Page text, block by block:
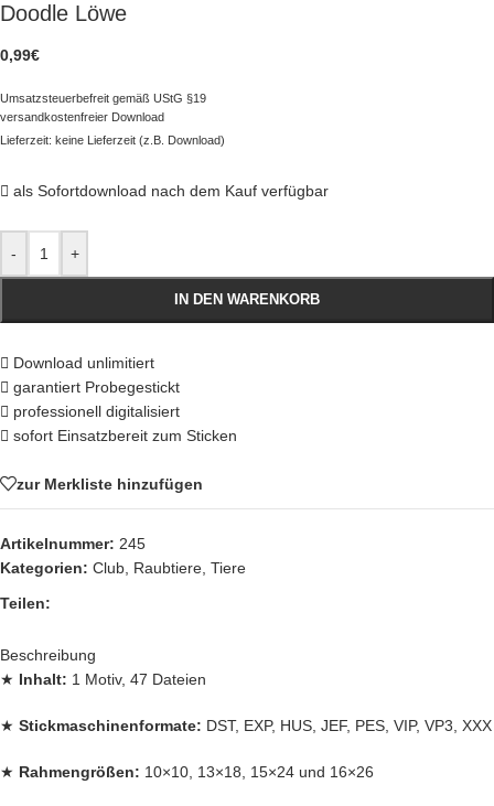
Doodle Löwe
0,99€
Umsatzsteuerbefreit gemäß UStG §19
versandkostenfreier Download
Lieferzeit: keine Lieferzeit (z.B. Download)
als Sofortdownload nach dem Kauf verfügbar
- +
IN DEN WARENKORB
Download unlimitiert
garantiert Probegestickt
professionell digitalisiert
sofort Einsatzbereit zum Sticken
zur Merkliste hinzufügen
Artikelnummer: 245
Kategorien: Club Raubtiere Tiere
Teilen:
Beschreibung
★ Inhalt: 1 Motiv, 47 Dateien
★ Stickmaschinenformate: DST, EXP, HUS, JEF, PES, VIP, VP3, XXX
★ Rahmengrößen: 10×10, 13×18, 15×24 und 16×26